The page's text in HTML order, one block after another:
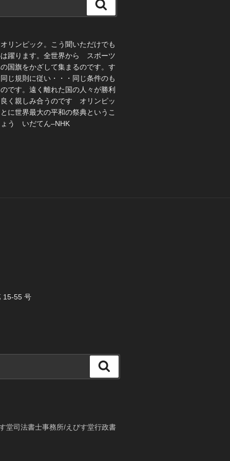
索
リンピック。こう聞いただけでも
躍ります。全世界から スポーツ
国旗をかざして集まるのです。す
じ規則に従い・・・同じ条件のも
です。遠く離れた国の人々が勝利
く親しみ合うのです オリンピッ
に世界最大の平和の祭典というこ
ょう いだてん–NHK
15-55 号
索
堂司法書士事務所/えびす堂行政書